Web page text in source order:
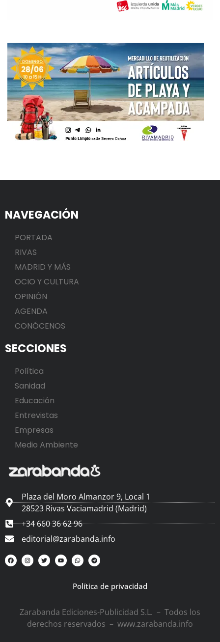
NAVEGACIÓN
PORTADA
RIVAS
MADRID Y MÁS
OCIO Y CULTURA
OPINIÓN
AGENDA
CONÓCENOS
SECCIONES
Política
Sanidad
Educación
Entrevistas
Empresas
Medio Ambiente
Plaza del Moro Almanzor 9, Local 1
28523 Rivas Vaciamadrid (Madrid)
+34 660 36 62 96
editorial@zarabanda.info
Política de privacidad
Zarabanda Ediciones-Publicidad S.L. – Todos los
derechos reservados – www.zarabanda.info